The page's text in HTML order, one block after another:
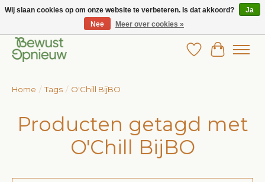
Wij bieden het grootste aanbod in betaalbare kinderkleding!
Verlanglijst
Home / Tags / O'Chill BijBO
Producten getagd met
O'Chill BijBO
Wij slaan cookies op om onze website te verbeteren. Is dat akkoord?
Ja
Nee
Meer over cookies »